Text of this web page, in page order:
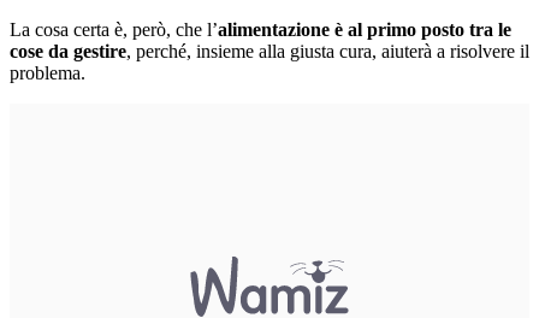
La cosa certa è, però, che l’alimentazione è al primo posto tra le
cose da gestire, perché, insieme alla giusta cura, aiuterà a risolvere il
problema.